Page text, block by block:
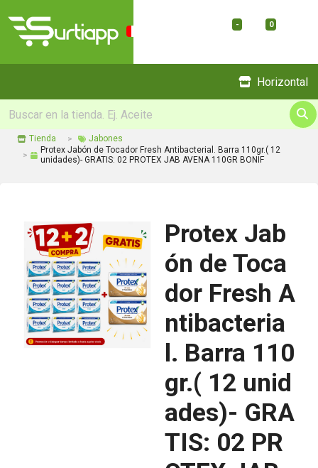
- 0
Horizontal
Tienda
Jabones
Protex Jabón de Tocador Fresh Antibacterial. Barra 110gr.( 12
unidades)- GRATIS: 02 PROTEX JAB AVENA 110GR BONIF
Protex Jab
ón de Toca
dor Fresh A
ntibacteria
l. Barra 110
gr.( 12 unid
ades)- GRA
TIS: 02 PR